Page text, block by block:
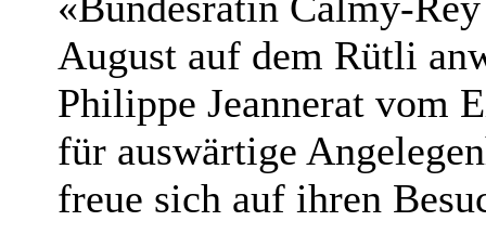
August auf dem Rütli
Philippe Jeannerat vom
für auswärtige
freue sich auf ihren